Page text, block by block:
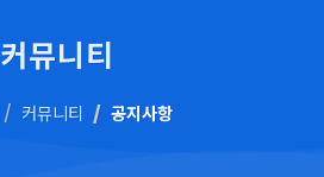
커뮤니티
커뮤니티 공지사항